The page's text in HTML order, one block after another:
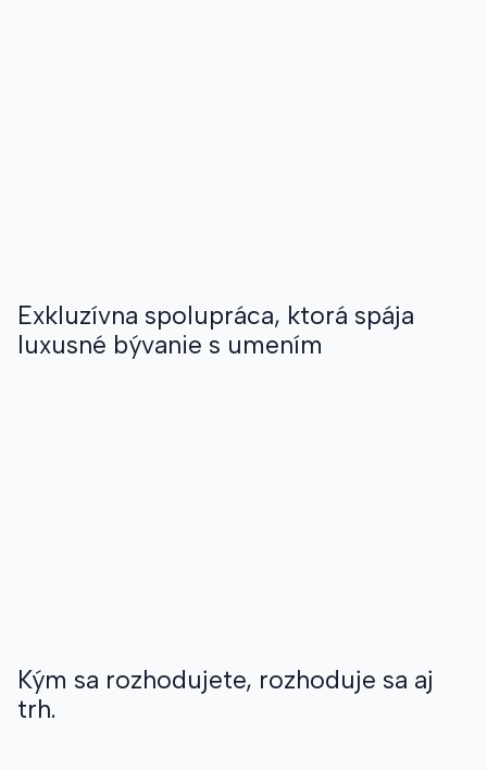
Exkluzívna spolupráca, ktorá spája
luxusné bývanie s umením
Kým sa rozhodujete, rozhoduje sa aj
trh.